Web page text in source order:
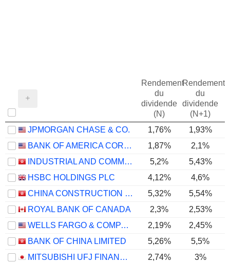
Rendement
du
dividende
(N)
Rendement
du
dividende
(N+1)
JPMORGAN CHASE & CO. 1,76% 1,93%
BANK OF AMERICA CORPORATION
1,87%
2,1%
INDUSTRIAL AND COMMERCIAL BANK OF CHINA LIMITED
5,2%
5,43%
HSBC HOLDINGS PLC
4,12% 4,6%
CHINA CONSTRUCTION BANK CORPORATION
5,32%
5,54%
ROYAL BANK OF CANADA
2,3% 2,53%
WELLS FARGO & COMPANY
2,19% 2,45%
BANK OF CHINA LIMITED
5,26%
5,5%
MITSUBISHI UFJ FINANCIAL GROUP, INC.
2,74% 3%